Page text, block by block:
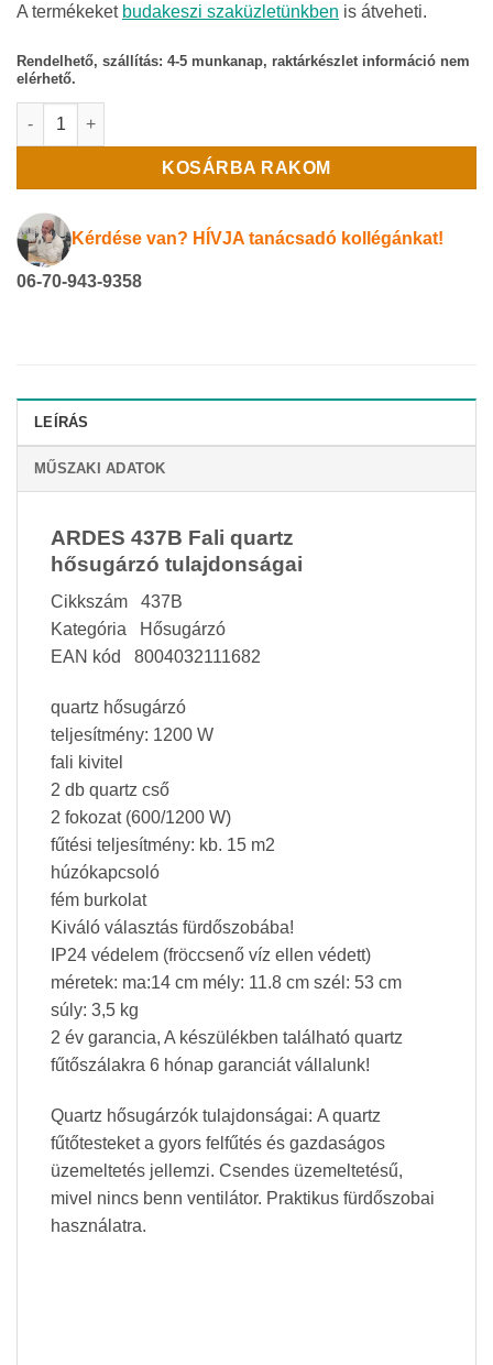
A termékeket budakeszi szaküzletünkben is átveheti.
Rendelhető, szállítás: 4-5 munkanap, raktárkészlet információ nem
elérhető.
ARDES 437B Fali quartz hősugárzó mennyiség
KOSÁRBA RAKOM
Kérdése van? HÍVJA tanácsadó kollégánkat!
06-70-943-9358
LEÍRÁS
MŰSZAKI ADATOK
ARDES 437B Fali quartz
hősugárzó tulajdonságai
Cikkszám 437B
Kategória Hősugárzó
EAN kód 8004032111682
quartz hősugárzó
teljesítmény: 1200 W
fali kivitel
2 db quartz cső
2 fokozat (600/1200 W)
fűtési teljesítmény: kb. 15 m2
húzókapcsoló
fém burkolat
Kiváló választás fürdőszobába!
IP24 védelem (fröccsenő víz ellen védett)
méretek: ma:14 cm mély: 11.8 cm szél: 53 cm
súly: 3,5 kg
2 év garancia, A készülékben található quartz
fűtőszálakra 6 hónap garanciát vállalunk!
Quartz hősugárzók tulajdonságai: A quartz
fűtőtesteket a gyors felfűtés és gazdaságos
üzemeltetés jellemzi. Csendes üzemeltetésű,
mivel nincs benn ventilátor. Praktikus fürdőszobai
használatra.